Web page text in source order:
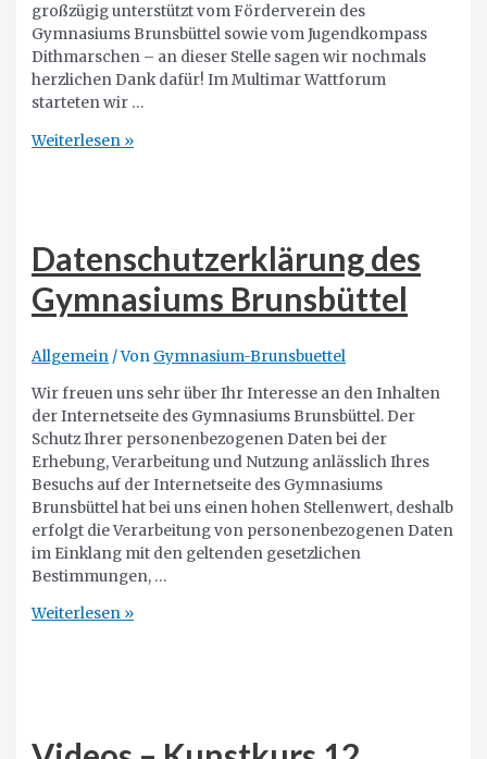
großzügig unterstützt vom Förderverein des
Gymnasiums Brunsbüttel sowie vom Jugendkompass
Dithmarschen – an dieser Stelle sagen wir nochmals
herzlichen Dank dafür! Im Multimar Wattforum
starteten wir …
Ausflug
Weiterlesen »
Datenschutzerklärung des
Gymnasiums Brunsbüttel
Allgemein / Von Gymnasium-Brunsbuettel
Wir freuen uns sehr über Ihr Interesse an den Inhalten
der Internetseite des Gymnasiums Brunsbüttel. Der
Schutz Ihrer personenbezogenen Daten bei der
Erhebung, Verarbeitung und Nutzung anlässlich Ihres
Besuchs auf der Internetseite des Gymnasiums
Brunsbüttel hat bei uns einen hohen Stellenwert, deshalb
erfolgt die Verarbeitung von personenbezogenen Daten
im Einklang mit den geltenden gesetzlichen
Bestimmungen, …
Datenschutzerklärung
Weiterlesen »